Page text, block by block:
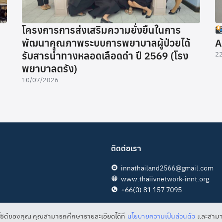
โครงการการส่งเสริมความยั่งยืนในการ
พัฒนาคุณภาพระบบการพยาบาลผู้ป่วยได้
รับสารน้ำทางหลอดเลือดดำ ปี 2569 (โรง
พยาบาลตรัง)
10/07/2026
ติดต่อเรา
innathailand2566@gmail.com
www.thaiivnetwork-innt.org
+66(0) 81 157 7095
ต์ของคุณ คุณสามารถศึกษารายละเอียดได้ที่ นโยบายความเป็นส่วนตัว และสา